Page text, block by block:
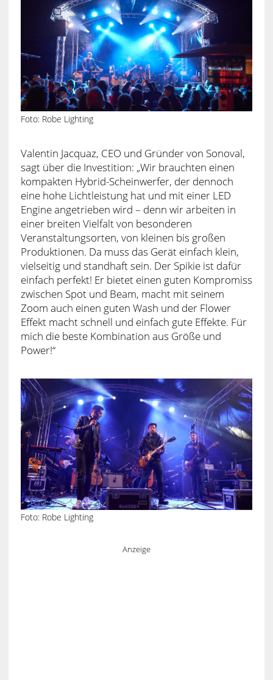
Foto: Robe Lighting
Valentin Jacquaz, CEO und Gründer von Sonoval,
sagt über die Investition: „Wir brauchten einen
kompakten Hybrid-Scheinwerfer, der dennoch
eine hohe Lichtleistung hat und mit einer LED
Engine angetrieben wird – denn wir arbeiten in
einer breiten Vielfalt von besonderen
Veranstaltungsorten, von kleinen bis großen
Produktionen. Da muss das Gerät einfach klein,
vielseitig und standhaft sein. Der Spikie ist dafür
einfach perfekt! Er bietet einen guten Kompromiss
zwischen Spot und Beam, macht mit seinem
Zoom auch einen guten Wash und der Flower
Effekt macht schnell und einfach gute Effekte. Für
mich die beste Kombination aus Größe und
Power!“
Foto: Robe Lighting
Anzeige